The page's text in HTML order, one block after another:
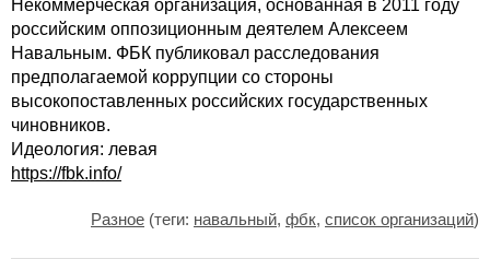
Некоммерческая организация, основанная в 2011 году
российским оппозиционным деятелем Алексеем
Навальным. ФБК публиковал расследования
предполагаемой коррупции со стороны
высокопоставленных российских государственных
чиновников.
Идеология: левая
https://fbk.info/
Разное (теги: навальный, фбк, список организаций)